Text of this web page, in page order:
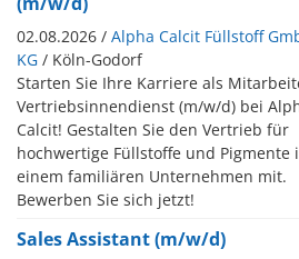
02.08.2026 / Alpha Calcit Füllstoff
KG / Köln-Godorf
Starten Sie Ihre Karriere als
Vertriebsinnendienst (m/w/d) bei
Calcit! Gestalten Sie den Vertrieb für
hochwertige Füllstoffe und Pigmente
einem familiären Unternehmen mit.
Bewerben Sie sich jetzt!
Sales Assistant (m/w/d)